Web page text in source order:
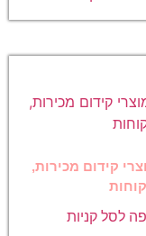
קידום מכירות,
לסל קניות